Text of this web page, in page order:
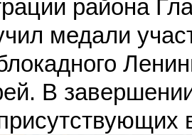
района
медали
В